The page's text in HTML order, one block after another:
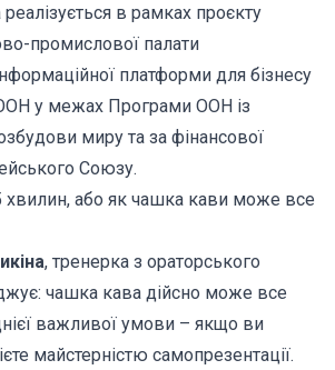
в рамках проєкту
промислової палати
платформи для бізнесу
у межах Програми ООН із
миру та за фінансової
Союзу.
хвилин, або як чашка кави може все
, тренерка з ораторського
чашка кава дійсно може все
важливої умови – якщо ви
майстерністю самопрезентації.